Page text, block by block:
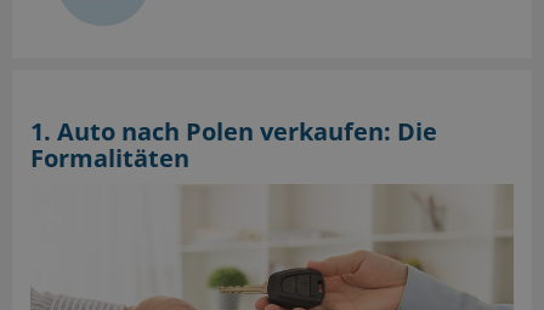
1. Auto nach Polen verkaufen: Die
Formalitäten